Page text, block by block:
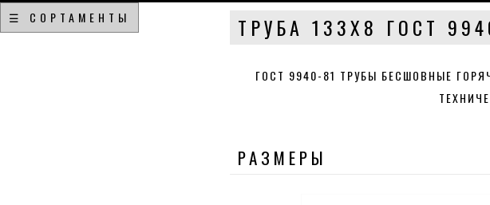
☰ СОРТАМЕНТЫ ТРУБА 133Х8 ГОСТ
ГОСТ 9940-81 ТРУБЫ БЕСШОВНЫЕ
РАЗМЕРЫ